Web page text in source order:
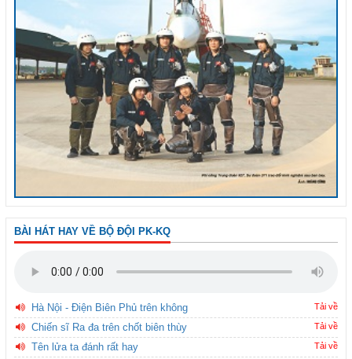
BÀI HÁT HAY VỀ BỘ ĐỘI PK-KQ
Hà Nội - Điện Biên Phủ trên không Tải về
Chiến sĩ Ra đa trên chốt biên thùy Tải về
Tên lửa ta đánh rất hay Tải về